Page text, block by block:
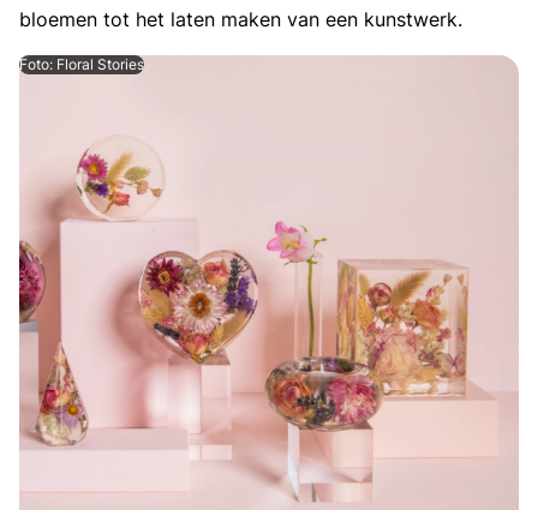
bloemen tot het laten maken van een kunstwerk.
Foto: Floral Stories